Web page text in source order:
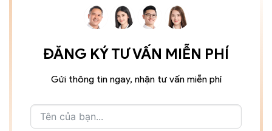
ĐĂNG KÝ TƯ VẤN MIỄN PHÍ
Gửi thông tin ngay, nhận tư vấn miễn phí